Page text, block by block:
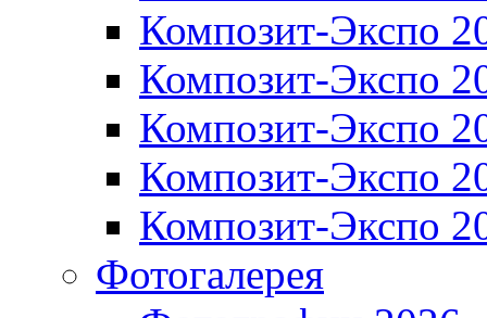
Композит-Экспо
Композит-Экспо
Композит-Экспо
Композит-Экспо
Композит-Экспо
Фотогалерея